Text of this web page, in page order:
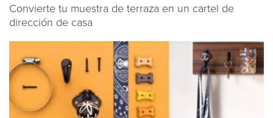
Convierte tu muestra de terraza en un cartel de
dirección de casa